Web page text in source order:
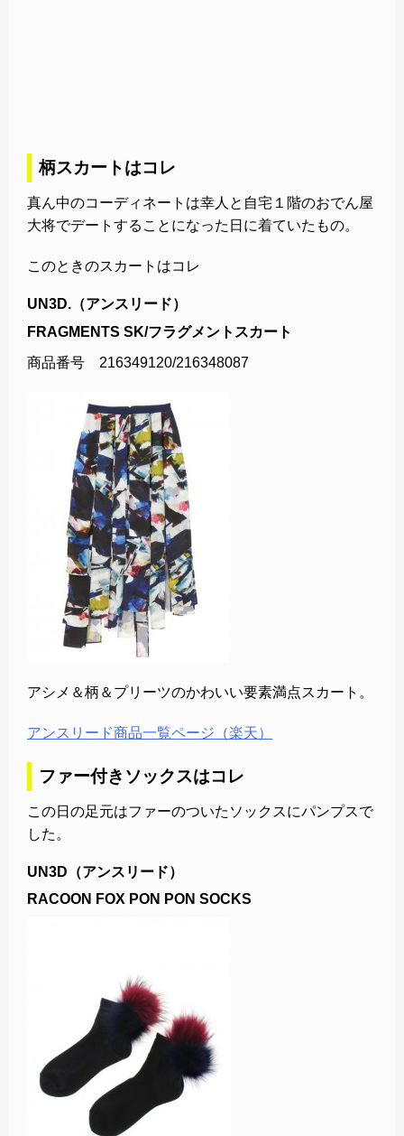
柄スカートはコレ
真ん中のコーディネートは幸人と自宅１階のおでん屋
大将でデートすることになった日に着ていたもの。
このときのスカートはコレ
UN3D.（アンスリード）
FRAGMENTS SK/フラグメントスカート
商品番号 216349120/216348087
アシメ＆柄＆プリーツのかわいい要素満点スカート。
アンスリード商品一覧ページ（楽天）
ファー付きソックスはコレ
この日の足元はファーのついたソックスにパンプスで
した。
UN3D（アンスリード）
RACOON FOX PON PON SOCKS